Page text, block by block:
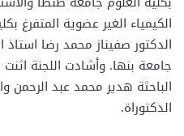
الكيمياء الغير عضوية المتفرغ
الدكتور صفيناز محمد رضا استاذ
جامعة بنها. وأشادت اللجنة
الباحثة هدير محمد عبد الرحمن
الدكتوراة.